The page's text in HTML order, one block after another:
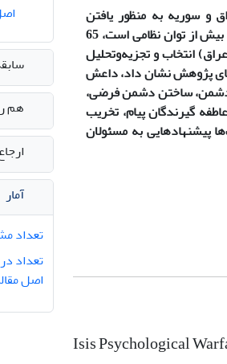
سوریه به منظور یافتن
راهکارهای مقابله با آن است. با فرض اینکه نقش عوامل روانی در موفقیت‌های داعش بیش از توان نظامی است، 65
(زمان تصرف شهر موصل عراق) انتخاب و تجزیه‌‌و‌تحلیل
پژوهش نشان داد، داعش
دشمن، ساختن دشمن فرضی،
گیرندگان پیام، تخریب
پیشنهاد‌هایی به مسئولان
Isis Psychological
هم
آمار
تعداد
تعداد
اصل